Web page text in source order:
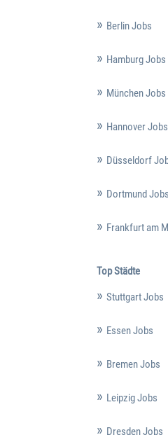
Berlin Jobs
Hamburg Jobs
München Jobs
Hannover Jobs
Düsseldorf
Dortmund Jobs
Frankfurt am
Top Städte
Stuttgart Jobs
Essen Jobs
Bremen Jobs
Leipzig Jobs
Dresden Jobs